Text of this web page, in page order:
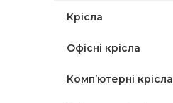
Крісла
Офісні крісла
Комп’ютерні крісла